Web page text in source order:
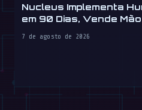
Nucleus Implementa
em 90 Dias, Vende
7 de agosto de 2026